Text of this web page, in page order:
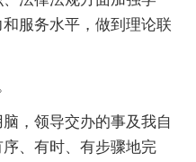
服务水平，做到理论联
，领导交办的事及我自
、有时、有步骤地完